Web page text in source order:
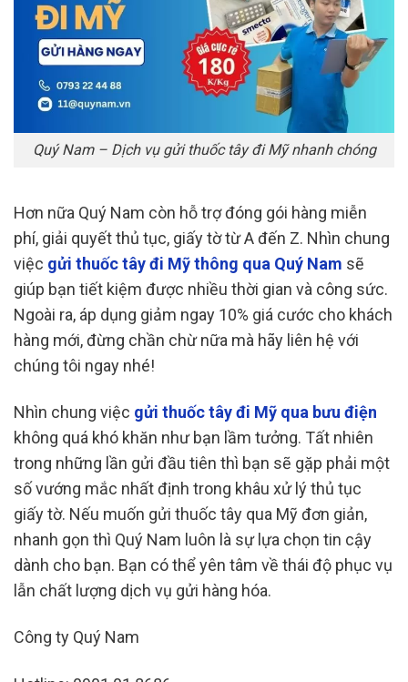
Quý Nam – Dịch vụ gửi thuốc tây đi Mỹ nhanh chóng
Hơn nữa Quý Nam còn hỗ trợ đóng gói hàng miễn
phí, giải quyết thủ tục, giấy tờ từ A đến Z. Nhìn chung
việc gửi thuốc tây đi Mỹ thông qua Quý Nam sẽ
giúp bạn tiết kiệm được nhiều thời gian và công sức.
Ngoài ra, áp dụng giảm ngay 10% giá cước cho khách
hàng mới, đừng chần chừ nữa mà hãy liên hệ với
chúng tôi ngay nhé!
Nhìn chung việc gửi thuốc tây đi Mỹ qua bưu điện
không quá khó khăn như bạn lầm tưởng. Tất nhiên
trong những lần gửi đầu tiên thì bạn sẽ gặp phải một
số vướng mắc nhất định trong khâu xử lý thủ tục
giấy tờ. Nếu muốn gửi thuốc tây qua Mỹ đơn giản,
nhanh gọn thì Quý Nam luôn là sự lựa chọn tin cậy
dành cho bạn. Bạn có thể yên tâm về thái độ phục vụ
lẫn chất lượng dịch vụ gửi hàng hóa.
Công ty Quý Nam